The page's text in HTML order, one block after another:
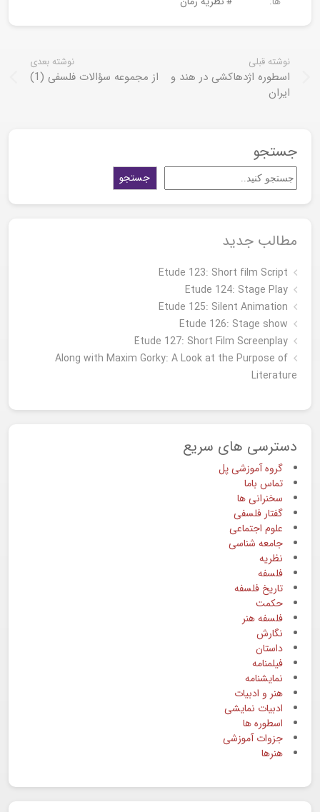
نوشته قبلی
اسطوره اژدهاکشی در هند و
ایران
نوشته بعدی
از مجموعه سؤالات فلسفی (1)
جستجو
جستجو
مطالب جدید
Etude 123: Short film Script
Etude 124: Stage Play
Etude 125: Silent Animation
Etude 126: Stage show
Étude 127: Short Film Screenplay
Along with Maxim Gorky: A Look at the Purpose of
Literature
دسترسی های سریع
گروه آموزشی پل
تماس باما
سخنرانی ها
گفتار فلسفی
علوم اجتماعی
جامعه شناسی
نظریه
فلسفه
تاریخ فلسفه
حکمت
فلسفه هنر
نگارش
داستان
فیلمنامه
نمایشنامه
هنر و ادبیات
ادبیات نمایشی
اسطوره ها
جزوات آموزشی
هنرها